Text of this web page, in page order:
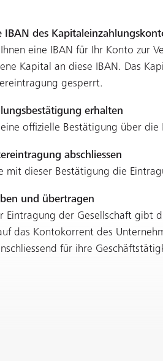
IBAN des
eine IBAN für Ihr Konto zur
Kapital an diese IBAN. Das
gesperrt.
erhalten
offizielle Bestätigung über die
abschliessen
mit dieser Bestätigung die
und übertragen
Eintragung der Gesellschaft gibt
das Kontokorrent des
für ihre